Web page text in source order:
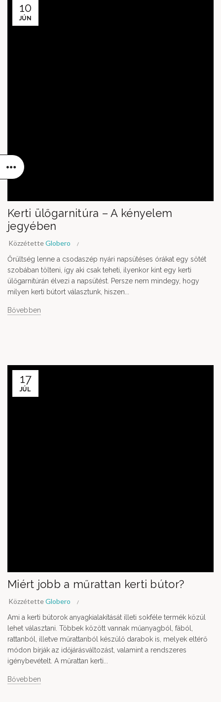
10
JÚN
Kerti ülőgarnitúra – A kényelem
jegyében
KözzétetteGlobero
Őrültség lenne a csodaszép nyári napsütéses órákat egy sötét
szobában tölteni, így aki csak teheti, ilyenkor kint egy kerti
ülőgarnitúrán élvezi a napsütést. Persze nem mindegy, hogy
milyen kerti bútort választunk, hiszen...
Bővebben
17
JÚL
Miért jobb a műrattan kerti bútor?
KözzétetteGlobero
Ami a kerti bútorok anyagkialakítását illeti sokféle termék közül
lehet választani. Többek között vannak műanyagból, fából,
rattanból, illetve műrattanból készülő darabok is, melyek eltérő
módon bírják az időjárásváltozást, valamint a rendszeres
igénybevételt. A műrattan kerti...
Bővebben